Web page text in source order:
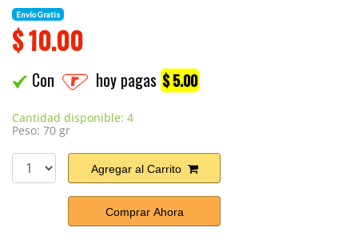
Envío Gratis
$10.00
Con hoy pagas $ 5.00
Cantidad disponible: 4
Peso: 70 gr
Agregar al Carrito
Comprar Ahora